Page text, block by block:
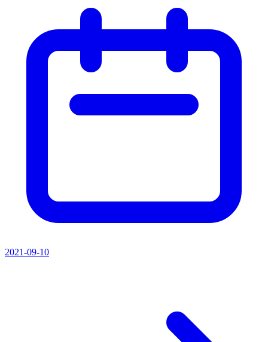
2021-09-10